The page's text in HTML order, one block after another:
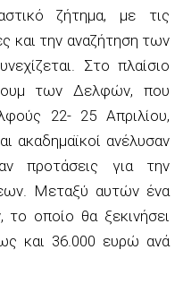
ζήτημα, με τις
και την αναζήτηση των
Στο πλαίσιο
των Δελφών, που
22- 25 Απριλίου,
ακαδημαϊκοί ανέλυσαν
προτάσεις για την
Μεταξύ αυτών ένα
το οποίο θα ξεκινήσει
και 36.000 ευρώ ανά